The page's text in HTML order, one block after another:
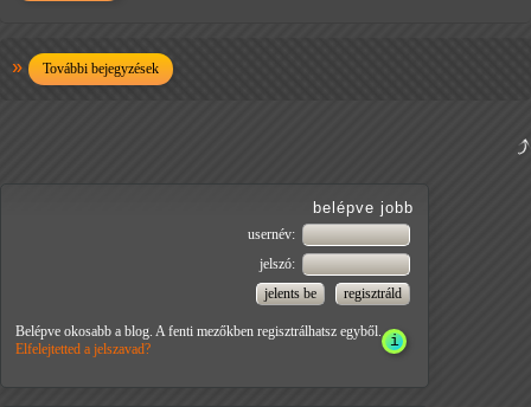
További bejegyzések
belépve jobb
usernév:
jelszó:
Belépve okosabb a blog. A fenti mezőkben regisztrálhatsz egyből.
Elfelejtetted a jelszavad?